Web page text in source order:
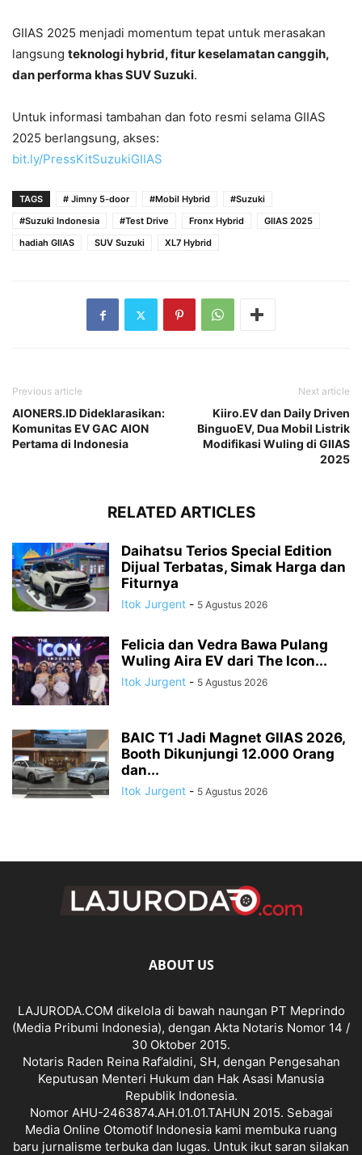
GIIAS 2025 menjadi momentum tepat untuk merasakan
langsung teknologi hybrid, fitur keselamatan canggih,
dan performa khas SUV Suzuki.
Untuk informasi tambahan dan foto resmi selama GIIAS
2025 berlangsung, akses:
bit.ly/PressKitSuzukiGIIAS
TAGS # Jimny 5-door #Mobil Hybrid
#Suzuki
#Suzuki Indonesia
#Test Drive Fronx Hybrid
GIIAS 2025
hadiah GIIAS
SUV Suzuki XL7 Hybrid
Previous article
AIONERS.ID Dideklarasikan:
Komunitas EV GAC AION
Pertama di Indonesia
Next article
Kiiro.EV dan Daily Driven
BinguoEV, Dua Mobil Listrik
Modifikasi Wuling di GIIAS
2025
RELATED ARTICLES
Daihatsu Terios Special Edition
Dijual Terbatas, Simak Harga dan
Fiturnya
Itok Jurgent - 5 Agustus 2026
Felicia dan Vedra Bawa Pulang
Wuling Aira EV dari The Icon...
Itok Jurgent - 5 Agustus 2026
BAIC T1 Jadi Magnet GIIAS 2026,
Booth Dikunjungi 12.000 Orang
dan...
Itok Jurgent - 5 Agustus 2026
ABOUT US
LAJURODA.COM dikelola di bawah naungan PT Meprindo
(Media Pribumi Indonesia), dengan Akta Notaris Nomor 14 /
30 Oktober 2015.
Notaris Raden Reina Raf’aldini, SH, dengan Pengesahan
Keputusan Menteri Hukum dan Hak Asasi Manusia
Republik Indonesia.
Nomor AHU-2463874.AH.01.01.TAHUN 2015. Sebagai
Media Online Otomotif Indonesia kami membuka ruang
baru jurnalisme terbuka dan lugas. Untuk ikut saran silakan